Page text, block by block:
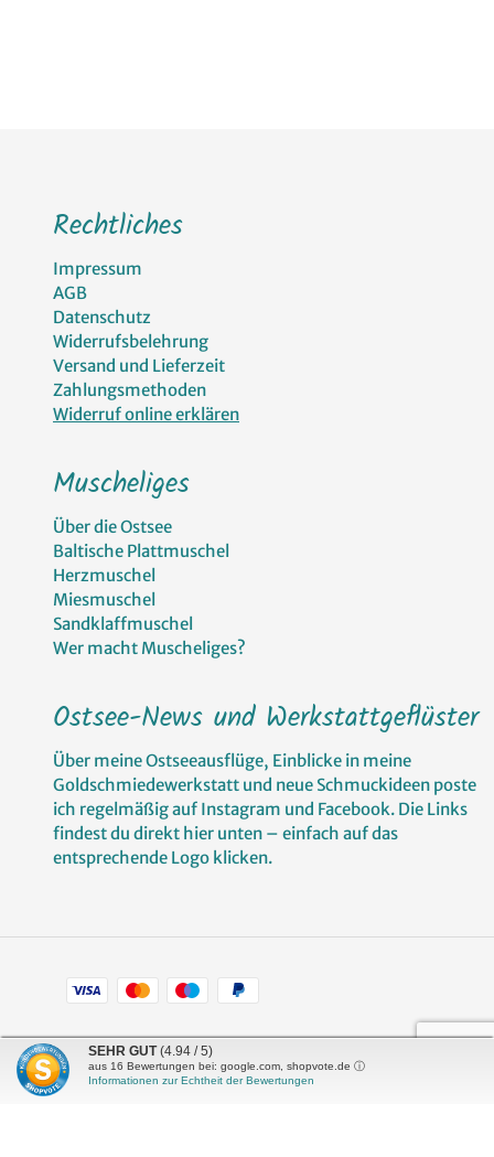
Rechtliches
Impressum
AGB
Datenschutz
Widerrufsbelehrung
Versand und Lieferzeit
Zahlungsmethoden
Widerruf online erklären
Muscheliges
Über die Ostsee
Baltische Plattmuschel
Herzmuschel
Miesmuschel
Sandklaffmuschel
Wer macht Muscheliges?
Ostsee-News und Werkstattgeflüster
Über meine Ostseeausflüge, Einblicke in meine
Goldschmiedewerkstatt und neue Schmuckideen poste
ich regelmäßig auf Instagram und Facebook. Die Links
findest du direkt hier unten – einfach auf das
entsprechende Logo klicken.
Zahlungsarten
FacebookPinterestInstagram
Shop erstellt mit
Besuche uns auch auf lieber-
SEHR GUT (4.94 / 5)
aus 16 Bewertungen bei: google.com, shopvote.de ⓘ
Informationen zur Echtheit der Bewertungen